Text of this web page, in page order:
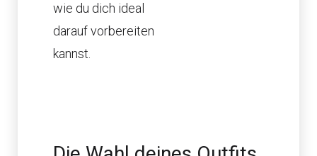
wie du dich ideal
darauf vorbereiten
kannst.